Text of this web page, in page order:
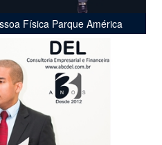
Física Parque América